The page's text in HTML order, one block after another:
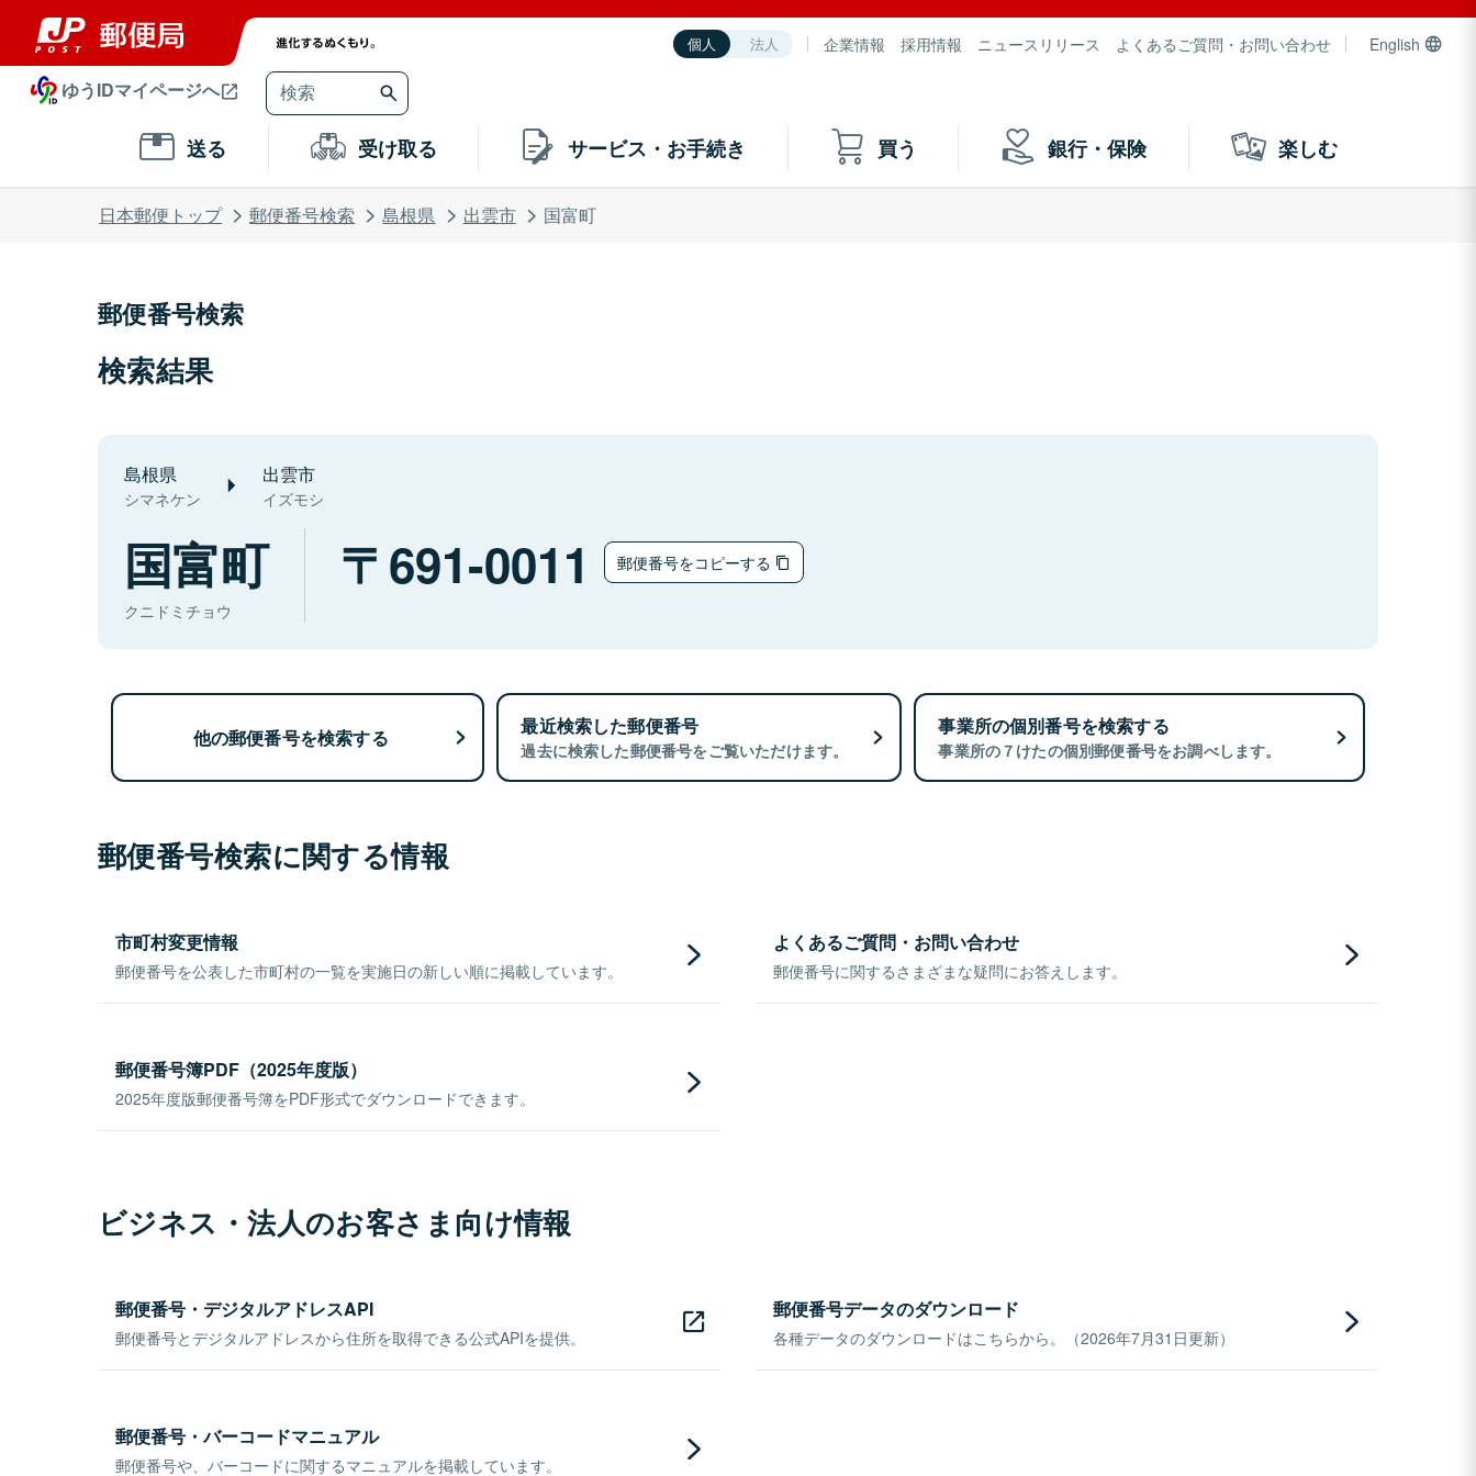
個人 法人 企業情報 採用情報 ニュースリリース よくあるご質問・お問い合わせ English
ゆうIDマイページへ
送る 受け取る サービス・お手続き 買う 銀行・保険 楽しむ
日本郵便トップ 郵便番号検索 島根県 出雲市 国富町
郵便番号検索
検索結果
島根県
シマネケン
出雲市
イズモシ
国富町
クニドミチョウ
691-0011 郵便番号をコピーする
他の郵便番号を検索する 最近検索した郵便番号
過去に検索した郵便番号をご覧いただけます。
事業所の個別番号を検索する
事業所の７けたの個別郵便番号をお調べします。
郵便番号検索に関する情報
市町村変更情報
郵便番号を公表した市町村の一覧を実施日の新しい順に掲載しています。
よくあるご質問・お問い合わせ
郵便番号に関するさまざまな疑問にお答えします。
郵便番号簿PDF（2025年度版）
2025年度版郵便番号簿をPDF形式でダウンロードできます。
ビジネス・法人のお客さま向け情報
郵便番号・デジタルアドレスAPI
郵便番号とデジタルアドレスから住所を取得できる公式APIを提供。
郵便番号データのダウンロード
各種データのダウンロードはこちらから。（2026年7月31日更新）
郵便番号・バーコードマニュアル
郵便番号や、バーコードに関するマニュアルを掲載しています。